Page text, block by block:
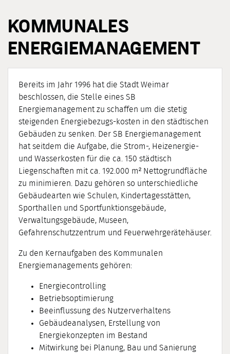
KOMMUNALES
ENERGIEMANAGEMENT
Bereits im Jahr 1996 hat die Stadt Weimar
beschlossen, die Stelle eines SB
Energiemanagement zu schaffen um die stetig
steigenden Energiebezugs-kosten in den städtischen
Gebäuden zu senken. Der SB Energiemanagement
hat seitdem die Aufgabe, die Strom-, Heizenergie-
und Wasserkosten für die ca. 150 städtisch
Liegenschaften mit ca. 192.000 m² Nettogrundfläche
zu minimieren. Dazu gehören so unterschiedliche
Gebäudearten wie Schulen, Kindertagesstätten,
Sporthallen und Sportfunktionsgebäude,
Verwaltungsgebäude, Museen,
Gefahrenschutzzentrum und Feuerwehrgerätehäuser.
Zu den Kernaufgaben des Kommunalen
Energiemanagements gehören:
Energiecontrolling
Betriebsoptimierung
Beeinflussung des Nutzerverhaltens
Gebäudeanalysen, Erstellung von
Energiekonzepten im Bestand
Mitwirkung bei Planung, Bau und Sanierung